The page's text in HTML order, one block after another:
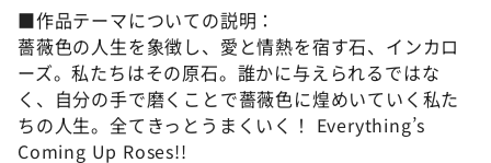
■作品テーマについての説明：
薔薇色の人生を象徴し、愛と情熱を宿す石、インカロ
ーズ。私たちはその原石。誰かに与えられるではな
く、自分の手で磨くことで薔薇色に煌めいていく私た
ちの人生。全てきっとうまくいく！ Everything’s
Coming Up Roses!!